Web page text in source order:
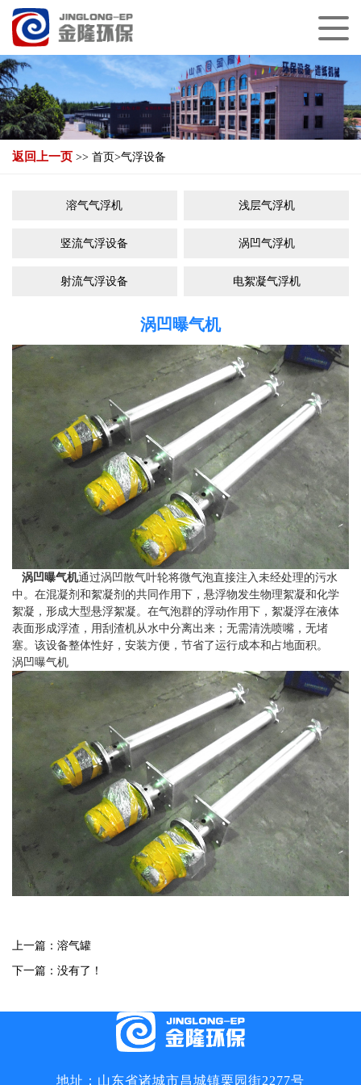
返回上一页 >> 首页>气浮设备
溶气气浮机 浅层气浮机
竖流气浮设备 涡凹气浮机
射流气浮设备 电絮凝气浮机
涡凹曝气机
涡凹曝气机通过涡凹散气叶轮将微气泡直接注入未经处理的污水
中。在混凝剂和絮凝剂的共同作用下，悬浮物发生物理絮凝和化学
絮凝，形成大型悬浮絮凝。在气泡群的浮动作用下，絮凝浮在液体
表面形成浮渣，用刮渣机从水中分离出来；无需清洗喷嘴，无堵
塞。该设备整体性好，安装方便，节省了运行成本和占地面积。
涡凹曝气机
上一篇： 溶气罐
下一篇：没有了！
地址：山东省诸城市昌城镇栗园街2277号